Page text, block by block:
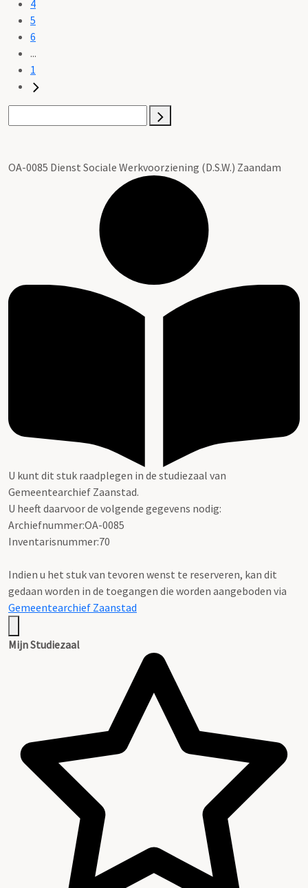
4
5
6
...
1
OA-0085 Dienst Sociale Werkvoorziening (D.S.W.) Zaandam
U kunt dit stuk raadplegen in de studiezaal van
Gemeentearchief Zaanstad.
U heeft daarvoor de volgende gegevens nodig:
Archiefnummer:OA-0085
Inventarisnummer:70
Indien u het stuk van tevoren wenst te reserveren, kan dit
gedaan worden in de toegangen die worden aangeboden via
Gemeentearchief Zaanstad
Mijn Studiezaal